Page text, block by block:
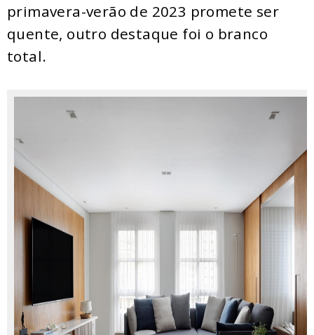
primavera-verão de 2023 promete ser
quente, outro destaque foi o branco
total.